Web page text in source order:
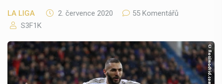
LA LIGA 2. července 2020
55 Komentářů
S3F1K